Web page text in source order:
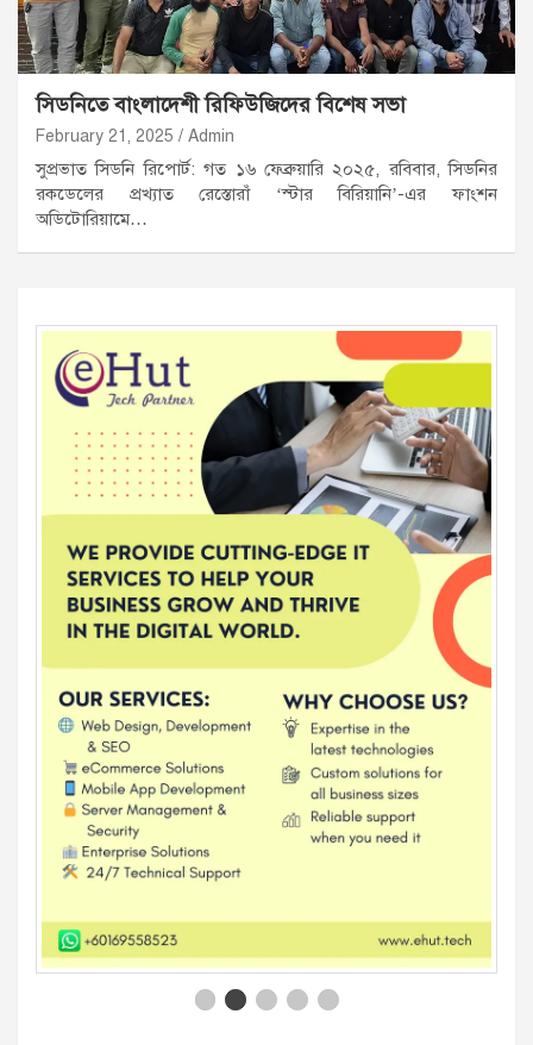
সিডনিতে বাংলাদেশী রিফিউজিদের বিশেষ সভা
February 21, 2025 Admin
সুপ্রভাত সিডনি রিপোর্ট: গত ১৬ ফেব্রুয়ারি ২০২৫, রবিবার, সিডনির
রকডেলের প্রখ্যাত রেস্তোরাঁ ‘স্টার বিরিয়ানি’-এর ফাংশন
অডিটোরিয়ামে…